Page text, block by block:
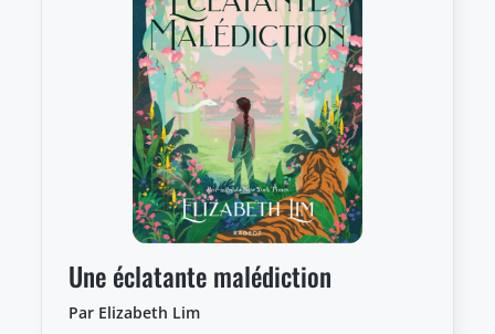
Une éclatante malédiction
Par Elizabeth Lim